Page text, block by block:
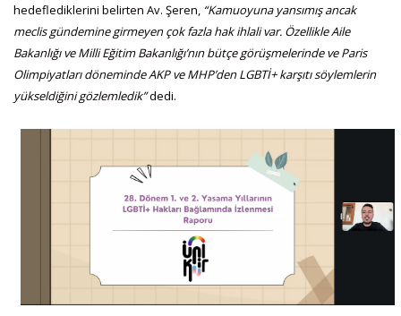
hedeflediklerini belirten Av. Şeren, “Kamuoyuna yansımış ancak
meclis gündemine girmeyen çok fazla hak ihlali var. Özellikle Aile
Bakanlığı ve Milli Eğitim Bakanlığı’nın bütçe görüşmelerinde ve Paris
Olimpiyatları döneminde AKP ve MHP’den LGBTİ+ karşıtı söylemlerin
yükseldiğini gözlemledik”dedi.